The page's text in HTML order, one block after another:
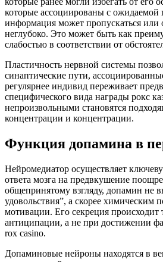
которые ассоциированы с
информация может пропускаться или
неглубоко. Это может быть как
слабостью в соответствии от
Пластичность нервной системы
синаптические пути,
регулярнее индивид переживает
специфического вида награды рокс
непроизвольными становятся
концентрации и концентрации.
Функция допамина в
Нейромедиатор осуществляет
ответа мозга на предвкушение
общепринятому взгляду, допамин не
удовольствия”, а скорее химическим
мотивации. Его секреция происходит
антиципации, а не при достижении
rox casino.
Допаминовые нейроны находятся в